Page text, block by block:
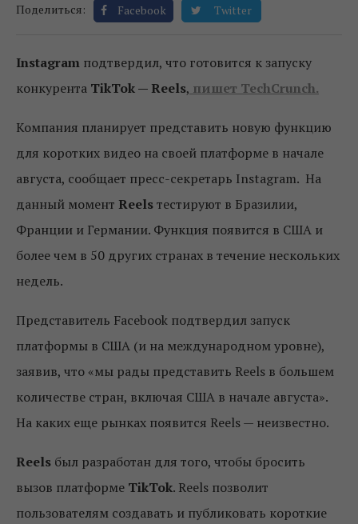
Поделиться: Facebook Twitter
Instagram подтвердил, что готовится к запуску
конкурента TikTok — Reels, пишет TechCrunch.
Компания планирует представить новую функцию
для коротких видео на своей платформе в начале
августа, сообщает пресс-секретарь Instagram. На
данный момент Reelsтестируют в Бразилии,
Франции и Германии. Функция появится в США и
более чем в 50 других странах в течение нескольких
недель.
Представитель Facebook подтвердил запуск
платформы в США (и на международном уровне),
заявив, что «мы рады представить Reels в большем
количестве стран, включая США в начале августа».
На каких еще рынках появится Reels — неизвестно.
Reels был разработан для того, чтобы бросить
вызов платформе TikTok. Reels позволит
пользователям создавать и публиковать короткие